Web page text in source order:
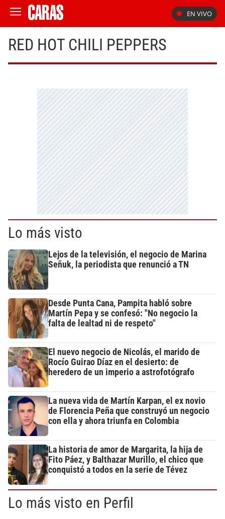
EN VIVO
RED HOT CHILI PEPPERS
Lo más visto
Lejos de la televisión, el negocio de Marina
Señuk, la periodista que renunció a TN
Desde Punta Cana, Pampita habló sobre
Martín Pepa y se confesó: "No negocio la
falta de lealtad ni de respeto"
El nuevo negocio de Nicolás, el marido de
Rocío Guirao Díaz en el desierto: de
heredero de un imperio a astrofotógrafo
La nueva vida de Martín Karpan, el ex novio
de Florencia Peña que construyó un negocio
con ella y ahora triunfa en Colombia
La historia de amor de Margarita, la hija de
Fito Páez, y Balthazar Murillo, el chico que
conquistó a todos en la serie de Tévez
Lo más visto en Perfil